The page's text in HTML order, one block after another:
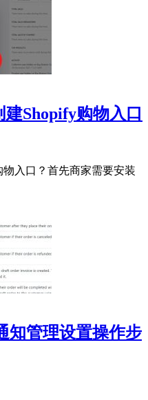
Shopify购物入口
物入口？首先商家需要安装
知管理设置操作步